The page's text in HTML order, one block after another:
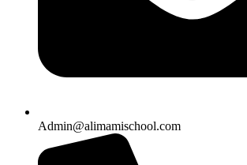
Admin@alimamischool.com